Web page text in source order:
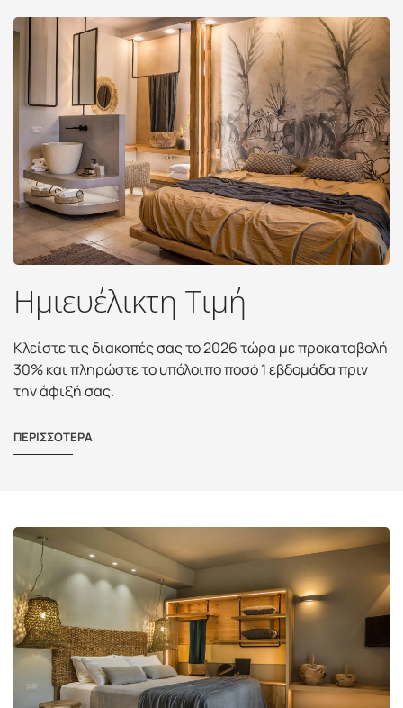
Ημιευέλικτη Τιμή
Κλείστε τις διακοπές σας το 2026 τώρα με προκαταβολή
30% και πληρώστε το υπόλοιπο ποσό 1 εβδομάδα πριν
την άφιξή σας.
ΠΕΡΙΣΣΟΤΕΡΑ